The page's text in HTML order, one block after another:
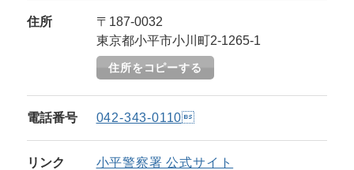
住所
〒187-0032
東京都小平市小川町2-1265-1
住所をコピーする
電話番号 042-343-0110
リンク 小平警察署 公式サイト